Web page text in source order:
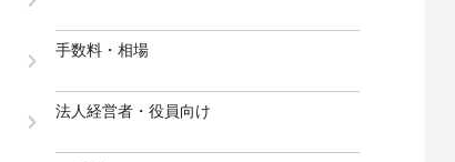
手数料・相場
法人経営者・役員向け